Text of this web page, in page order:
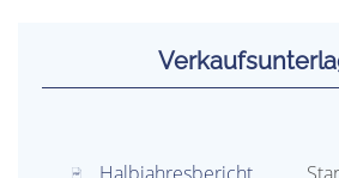
Halbjahresbericht